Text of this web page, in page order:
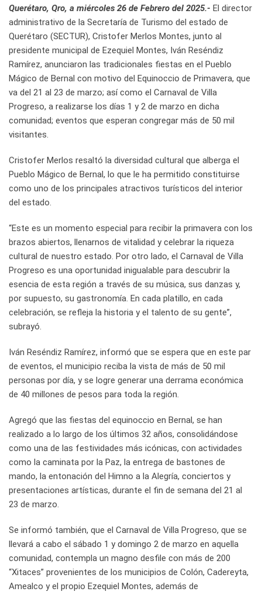
Querétaro, Qro, a miércoles 26 de Febrero del 2025.- El director
administrativo de la Secretaría de Turismo del estado de
Querétaro (SECTUR), Cristofer Merlos Montes, junto al
presidente municipal de Ezequiel Montes, Iván Reséndiz
Ramírez, anunciaron las tradicionales fiestas en el Pueblo
Mágico de Bernal con motivo del Equinoccio de Primavera, que
va del 21 al 23 de marzo; así como el Carnaval de Villa
Progreso, a realizarse los días 1 y 2 de marzo en dicha
comunidad; eventos que esperan congregar más de 50 mil
visitantes.
Cristofer Merlos resaltó la diversidad cultural que alberga el
Pueblo Mágico de Bernal, lo que le ha permitido constituirse
como uno de los principales atractivos turísticos del interior
del estado.
“Este es un momento especial para recibir la primavera con los
brazos abiertos, llenarnos de vitalidad y celebrar la riqueza
cultural de nuestro estado. Por otro lado, el Carnaval de Villa
Progreso es una oportunidad inigualable para descubrir la
esencia de esta región a través de su música, sus danzas y,
por supuesto, su gastronomía. En cada platillo, en cada
celebración, se refleja la historia y el talento de su gente”,
subrayó.
Iván Reséndiz Ramírez, informó que se espera que en este par
de eventos, el municipio reciba la vista de más de 50 mil
personas por día, y se logre generar una derrama económica
de 40 millones de pesos para toda la región.
Agregó que las fiestas del equinoccio en Bernal, se han
realizado a lo largo de los últimos 32 años, consolidándose
como una de las festividades más icónicas, con actividades
como la caminata por la Paz, la entrega de bastones de
mando, la entonación del Himno a la Alegría, conciertos y
presentaciones artísticas, durante el fin de semana del 21 al
23 de marzo.
Se informó también, que el Carnaval de Villa Progreso, que se
llevará a cabo el sábado 1 y domingo 2 de marzo en aquella
comunidad, contempla un magno desfile con más de 200
“Xitaces” provenientes de los municipios de Colón, Cadereyta,
Amealco y el propio Ezequiel Montes, además de